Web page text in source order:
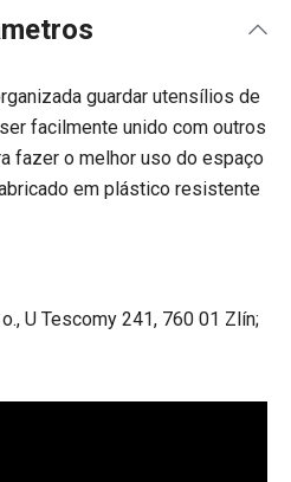
guardar utensílios de
facilmente unido com outros
fazer o melhor uso do espaço
em plástico resistente
U Tescomy 241, 760 01 Zlín;